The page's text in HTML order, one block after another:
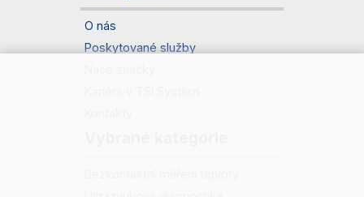
O nás
Poskytované služby